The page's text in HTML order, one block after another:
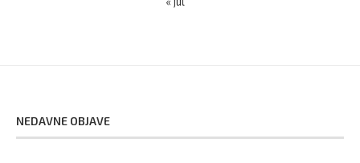
NEDAVNE OBJAVE